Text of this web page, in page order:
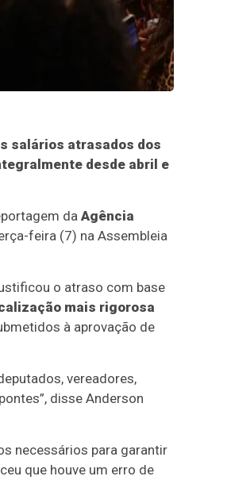
salários atrasados dos
desde abril e
daAgência
feira (7) na Assembleia
o atraso com base
mais rigorosa
à aprovação de
vereadores,
disse Anderson
necessários para garantir
que houve um erro de